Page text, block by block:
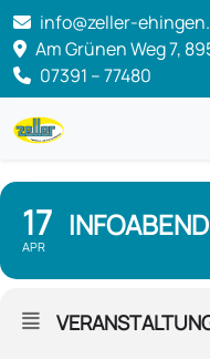
info@zeller-
Am Grünen Weg 7,
07391 – 77480
17
APR
INFOABEND